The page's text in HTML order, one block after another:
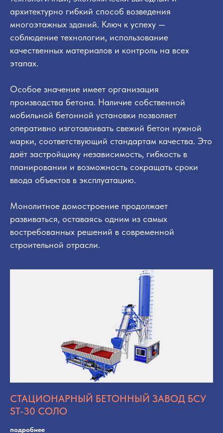
архитектурно гибкий способ возведения
многоэтажных зданий. Ключ к успеху —
соблюдение технологии, использование
качественных материалов и контроль на всех
этапах.
Особое значение имеет организация
производства бетона. Наличие собственной
мобильной бетонной установки позволяет
оперативно изготавливать свежий бетон нужной
марки, соответствующий стандартам качества. Это
даёт застройщику независимость, гибкость в
планировании и возможность сокращать сроки
ввода объектов в эксплуатацию.
Монолитное домостроение продолжает
развиваться, оставаясь одним из самых
востребованных решений в современной
строительной отрасли.
СТАЦИОНАРНЫЙ БЕТОННЫЙ ЗАВОД БСУ
ST-30 СОЛО
подробнее